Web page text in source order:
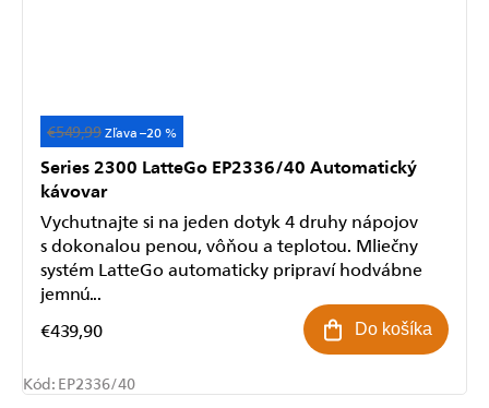
Akcia
€549,99 –20 %
Series 2300 LatteGo EP2336/40 Automatický
kávovar
€439,90 Do košíka
Vychutnajte si na jeden dotyk 4 druhy nápojov
s dokonalou penou, vôňou a teplotou. Mliečny
systém LatteGo automaticky pripraví hodvábne
jemnú...
Kód: EP2336/40